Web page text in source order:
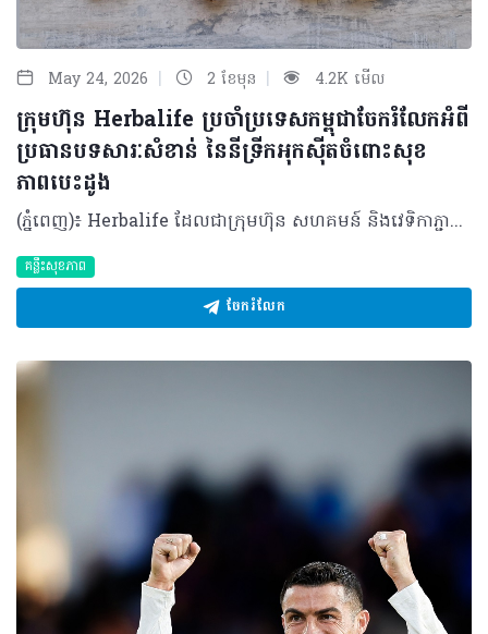
May 24, 2026 | 2 ខែមុន | 4.2K មើល
ក្រុមហ៊ុន Herbalife ប្រចាំប្រទេសកម្ពុជាចែករំលែកអំពី
ប្រធានបទសារៈសំខាន់ នៃនីទ្រីកអុកស៊ីតចំពោះសុខ
ភាពបេះដូង
(ភ្នំពេញ)៖ Herbalife ដែលជាក្រុមហ៊ុន សហគមន៍ និងវេទិកាភ្ជាប់ទំនាក់ទំនងលំដាប់ថ្នាក់ពិភពលោក ផ្នែកសុខភាព និងសុខុមាលភាពបានចែករំលែកអំពីសារៈសំខាន់នៃនីទ្រីកអុកស៊ីតចំពោះសុខភាពបេះដូង និងថាតើអ្វីទៅជាការជំរុញនីទ្រីកអុកស៊ីត? មានកត្តាជាច្រើនក្នុងការរស់នៅឱ្យបានល្អបំផុត ហើយក៏មិនចាំបាច់ពិបាកស្មុគស្មាញអ្វីច្រើននោះដែរ។ មានវិធីសាមញ្ញមួយចំនួនដើម្បីគាំទ្រដល់សុខភាពបេះដូងរបស់អ្នកឱ្យមានសុខភាពល្អគឺ តាមរយៈរបបអាហារត្រឹមត្រូវ ការហាត់ប្រាណឱ្យបានទៀងទាត់ និងការទទួលទានអាហាររូបត្ថម្ភជំនួយ។របបអាហារ និងលំហាត់ប្រាណគឺងាយស្រួល ប៉ុន្តែអាហាររូបត្ថម្ភជំនួយវិញ? វិធីដ៏ល្អបំផុតមួយដើម្បីជួយការពារបេះដូងរបស់អ្នកគឺ តាមរយៈនីទ្រីកអុកស៊ីត ឬ ពាក្យកាត់ NO។ តើនីទ្រីកអុកស៊ីតដំណើរការយ៉ាងដូចម្តេច? នីទ្រីកអុកស៊ីត គឺជាឧស្ម័នដែលកើតឡើងពីធម្មជាតិដែលមាននៅទាំងក្នុង និងក្រៅរាងកាយ។ វាការពារប្រព័ន្ធសរសៃឈាមបេះដូងរបស់អ្នកពីការខូចខាត និងការចុះខ្សោយតាមវ័យ ដោយលើកកម្ពស់ភាពយឺត នៃសរសៃឈាម។ នីទ្រីកអុកស៊ីតជួយឱ្យជញ្ជាំងសរសៃឈាមរបស់អ្នកសម្រាក និងរីកធំ ដើម្បីឱ្យកោសិកាឈាមអាចរត់បានយ៉ាងងាយស្រួល។ ដំណើរការនេះអនុញ្ញាតឱ្យសារធាតុចិញ្ចឹម និងអុកស៊ីហ្សែនត្រូវបានបញ្ជូនទៅកាន់រាងកាយឱ្យកាន់តែមានប្រសិទ្ធភាព។ អត្ថប្រយោជន៍ នៃនីទ្រីកអុកស៊ីត នីទ្រីកអុកស៊ីតត្រូវបានគេហៅថាជា "Miracle Molecule" ឬ “ម៉ូលេគុលអស្ចារ្យ” ដោយសារតែអត្ថប្រយោជន៍ជាច្រើនដែលវាមាន។ ផ្អែកលើការសិក្សាមួយដែលបានចុះផ្សាយក្នុងទស្សនាវដ្តីវេជ្ជសាស្ត្រ The Journal of Preventive Medicine and Hygiene បានបង្ហាញឱ្យឃើញពីអត្ថប្រយោជន៍របស់នីទ្រីកអុកស៊ីតដូចខាងក្រោម៖ • ជួយគាំទ្រដល់ដំណើរការបេះដូង • រក្សាសរសៃឈាមឱ្យមានភាពបត់បែន • ធ្វើឱ្យលំហូរឈាមប្រសើរឡើង • គាំទ្រដល់គ្រប់កោសិកាទាំងអស់នៅក្នុងរាងកាយរបស់អ្នក • ជំរុញមុខងារបេះដូង ខួរក្បាល និងសរីរាង្គផ្សេងៗទៀតផងដែរ ការធ្វើឱ្យលំហូរឈាម និងការចរាចរឈាមប្រសើរឡើង នឹងជួយសម្រាលបន្ទុកការងាររបស់បេះដូង។ បេះដូងតែងតែច្របាច់បញ្ជូនកោសិកាឈាមផ្តល់​ថាមពលដល់គ្រប់សាច់ដុំ និងសរីរាង្គក្នុងរាងកាយ។ នីទ្រីកអុកស៊ីតជួយឱ្យសរសៃឈាមសម្រាក អនុញ្ញាតិឱ្យកោសិកាទាំងអស់អាចធ្វើចលនា និងរក្សាសម្ពាធឈាមឱ្យស្ថិតក្នុងកម្រិតដែលមានសុខភាពល្អ។ ការផលិតនីទ្រីកអុកស៊ីត រាងកាយផលិតនីទ្រីកអុកស៊ីតដោយធម្មជាតិក្នុងកំឡុងពេលរំលាយអាហារនៅពេលដែលប្រូតេអ៊ីនត្រូវបានបំបែកទៅជាអាស៊ីតអាមីណូដូចជា L-arginine និង L-citrulline។ នៅពេលដែលសារធាតុ L-arginine ត្រូវបានស្រូបចូលទៅក្នុងកោសិកាដែលនៅតាមជញ្ជាំងសរសៃឈាមរបស់អ្នក វានឹងបំប្លែងទៅជានីទ្រីកអុកស៊ីត (NO)។ L-citrulline គឺជាផលដែលកើតចេញពីការបំប្លែងនោះ ហើយវាដើរតួអ្នកជាការបន្ថែមថាមពល ប៉ុន្តែឥទ្ធិពលវាគឺមានរយៈពេលខ្លី។ នីទ្រីកអុកស៊ីតត្រូវបានបំផ្លាញចោលដោយសារម៉ូលេគុលអុកស៊ីហ្សែនសកម្មក្នុងរយៈពេលតែមួយវិនាទីប៉ុណ្ណោះ បន្ទាប់ពីការផលិត។ ការការពារកម្រិតនីទ្រីកអុកស៊ីត សារធាតុប្រឆាំងអុកស៊ីតកម្ម គឺជាវិធីមួយដើម្បីការពារកម្រិតនីទ្រីកអុកស៊ីតនៅក្នុងរាងកាយរបស់អ្នក។ សារធាតុប្រឆាំងអុកស៊ីតកម្មទាំងនេះជួយឱ្យរាងកាយស្រូបយកម៉ូលេគុលអុកស៊ីហ្សែនសកម្ម មុនពេលពួកវាអាចបង្កៃការខូចខាតណាមួយដល់នីទ្រីកអុកស៊ីត។ តាមរយៈការទទួលទានវីតាមីន C និង E រួមគ្នាជាមួយអាស៊ីត alpha lipoic អ្នកអាចជួយបង្កើតរបាំងការពារសម្រាប់នីទ្រីកអុកស៊ីតបាន។ បន្ទាប់ពីអាយុ ៣០ ឆ្នាំឡើង បរិមាណនីទ្រីកអុកស៊ីតដែលផលិតដោយធម្មជាតិក្នុងរាងកាយចាប់ផ្តើមថយចុះ។ ដូច្នោះហើយទើបវាជាការចាំបាច់ក្នុងជួយការពារ និងជម្រុះការបន្ថែមការផលិត NO ដើម្បីគាំទ្រដល់ប្រព័ន្ធសរសៃឈាមបេះដូងឱ្យមានសុខភាពល្អ។ ការជម្រុញនីទ្រីកអុកស៊ីត ដើម្បីជំរុញការផលិតនីទ្រីកអុកស៊ីតក្នុងរាងកាយ មានរឿងមួយចំនួនដែលអ្នកអាចធ្វើបានជារៀងរាល់ថ្ងៃ។ ជាទូទៅ វាអាស្រ័យលើរបបអាហារ ការហាត់ប្រាណ និងការទទួលទានអាហារូបត្ថម្ភដើម្បីជួយបំពេញបន្ថែម។ ចំពោះអាហារូបត្ថម្ភ អ្នកគួរទទួលទានអាហារដែលសម្បូរសារធាតុចិញ្ចឹមរួមមាន៖ • ប្រូតេអ៊ីនដែលមានគុណភាពខ្ពស់ដូចជាសណ្តែកសៀង សាច់ គ្រាប់ធញ្ញជាតិ ទឹកដោះគោ និងអាហារក្រឡុកប្រូតេអ៊ីន • បន្លែដែលមានសារធាតុនីត្រាតខ្ពស់ដូចជា គិនឆាយ សាឡាត់ មើមឆៃថាវក្រហម ស្ពៃពួយឡេង និងអាហារបំប៉នបន្លែបៃតង ក៏ជាជម្រើសដ៏ល្អដែរ • អាស៊ីតខ្លាញ់អូមេហ្គា ៣ ក៏ជួយកាត់បន្ថយការរលាកក្នុងរាងកាយផងដែរ របបអាហារដែលមានតុល្យភាពមិនមែនជាវិធីតែមួយគត់ដើម្បីបង្កើនកម្រិតនីទ្រីកអុកស៊ីតរបស់អ្នកនោះទេ។ វាក៏សំខាន់ផងដែរក្នុងការផ្តោតលើសុខុមាលភាពទូទៅរបស់អ្នកដូចជា៖ • ធានាថាអ្នកបានរក្សាជាតិទឹកបានគ្រប់គ្រាន់ • គេងឱ្យបានគ្រប់គ្រាន់ • និងបង្កើនសកម្មភាពរាងកាយ ការហាត់ប្រាណគឺជាចំណុចសំខាន់មួយ ព្រោះការផលិតនីទ្រីកអុកស៊ីតកើនឡើងយ៉ាងខ្លាំងក្នុងកំឡុងពេលធ្វើសកម្មភាពរាងកាយគ្រប់កម្រិត។ មិនថាការដើរ រត់ ជិះកង់ ហែលទឹក ឬសូម្បីតែការឡើងជណ្តើរ សុទ្ធតែជួយទ្រទ្រង់កម្រិត NO និងរបៀបរស់នៅដែលមានសុខភាពល្អទាំងអស់។ ការប្រើប្រាស់អាហារូបត្ថម្ភជំនួយ ក៏ជាកត្តាសំខាន់ផងដែរ ព្រោះសូម្បីតែរបបអាហារដែលមានតុល្យភាពបំផុតក៏នៅតែមានចន្លោះខ្វះខាតសារធាតុចិញ្ចឹមដែរ។ ដូច្នោះហើយអាហារូបត្ថម្ភជំនួយដូចជា អាហារក្រឡុកប្រូតេអ៊ីន អាហារូបត្ថម្ភជំនួយបន្លែបៃតង និងអូមេហ្គា ៣ គឺអាចជួយបំពេញចន្លោះខ្វះខាតបានយ៉ាងច្រើន។ សម្រាប់ការគាំទ្រកម្រិតនីទ្រីកអុកស៊ីត អាស៊ីតអាមីណូដូចជា L-arginine និង L-citrulline វីតាមីន C និង E អាស៊ីត alpha lipoic និងអាស៊ីតហ្វូលិក គឺពិតជាត្រូវការចាំបាច់។ ផលិតផល Herbalife® Vitality Amino Drink មានផ្ទុកនូវគ្រឿងផ្សំទាំងអស់នេះ និងជាជម្រើសដ៏ល្អសម្រាប់គាំទ្រដល់សុខភាពសរសៃឈាមបេះដូងរបស់អ្នក។ Vitality Amino Drink រួមបញ្ចូលគ្នានូវអាស៊ីតអាមីណូ និងសារធាតុប្រឆាំងអុកស៊ីតកម្មដែលចាំបាច់ដើម្បីគាំទ្រដល់ការផលិត និងរក្សាកម្រិត NO ដើម្បីរក្សាសរសៃឈាមឱ្យមានភាពបត់បែន។ ផលិតផល Herbalife24® Rebuild Strength ក៏ជាជម្រើសដ៏ល្អមួយទៀតដែលជួយបង្កើនកម្រិត NO ក្នុងរាងកាយរបស់អ្នក។ នៅពេលទទួលទានមុនពេលហាត់ប្រាណ វាជួយគាំទ្រដល់លំហូរឈាម និងធ្វើឱ្យសមត្ថភាពកីឡា និងភាពធន់ប្រសើរឡើង។ ការរក្សាកម្រិតនីទ្រីកអុកស៊ីតឱ្យបានខ្ពស់ គឺជាគន្លឹះសម្រាប់សុខភាពរាងកាយ និងបេះដូង ។ អ្នកអាចជួយឱ្យបេះដូងមានសុខភាពល្អទៅតាមវ័យ តាមរយៈការរក្សាភាពបត់បែននៃសរសៃឈាម និងការកែលម្អលំហូរឈាមក្នុងរាងកាយ ជាមួយនឹងសារធាតុ L-arginine និង L-citrulline ដែលមាននៅក្នុងផលិតផល Vitality Amino Drink ។ ការផ្ដោតលើរបបអាហារដែលមានតុល្យភាព ការហាត់ប្រាណឱ្យបានទៀងទាត់ និងការទទួលបានកម្រិត NO ឱ្យបានគ្រប់គ្រាន់ គឺជាគន្លឹះក្នុងការគាំទ្រដល់សុខភាពបេះដូង និងការរស់នៅឱ្យបានល្អបំផុត។ អំពីក្រុមហ៊ុន Herbalife ក្រុមហ៊ុន Herbalife (NYSE: HLF) គឺជាក្រុមហ៊ុនសុខភាព និងសុខុមាលភាពឈានមុខគេ និងជាសហគមន៍ដែលកំពុងផ្លាស់ប្តូរជីវិតរបស់មនុស្សជាមួយនឹងផលិតផលអាហារូបត្ថម្ភដ៏អស្ចារ្យ និងជាឱកាសអាជីវកម្មសម្រាប់សមាជិកឯករាជ្យរបស់ខ្លួនចាប់តាំងពីឆ្នាំ 1980។ ក្រុមហ៊ុនផ្តល់ជូននូវផលិតផលដែលគាំទ្រដោយវិទ្យាសាស្រ្តដល់អ្នកប្រើប្រាស់នៅក្នុងទីផ្សារជាង 90។ តាមរយៈសមាជិកឯករាជ្យដែលផ្តល់ជូននូវការបណ្តុះបណ្តាល​មួយទល់មួយ និងផ្តល់ការគាំទ្រសហគមន៍ដោយបំផុសគំនិតឱ្យអតិថិជនប្រកាន់ខ្ជាប់នូវរបៀបរស់នៅដែលមានភាពសកម្ម។
គន្លឹះសុខភាព
ចែករំលែក